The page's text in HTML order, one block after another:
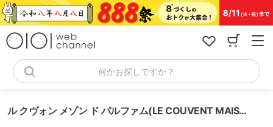
コ
ン
何かお探しですか？
ル クヴォン メゾン ド パルファム(LE COUVENT MAISON DE PARFUM)